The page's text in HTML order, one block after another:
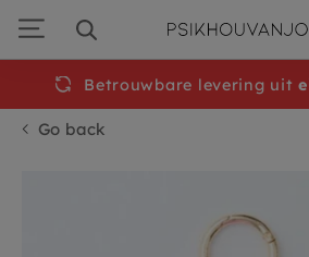
navigation
Go back
Betrouwbare levering uit
Free shipping